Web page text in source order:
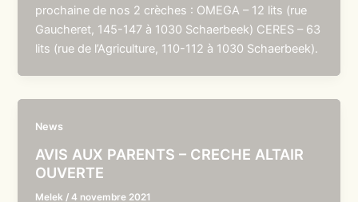
prochaine de nos 2 crèches : OMEGA – 12 lits (rue
Gaucheret, 145-147 à 1030 Schaerbeek) CERES – 63
lits (rue de l’Agriculture, 110-112 à 1030 Schaerbeek).
News
AVIS AUX PARENTS – CRECHE ALTAIR
OUVERTE
Melek /4 novembre 2021